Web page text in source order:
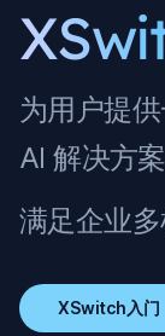
为用户提
AI 解决方案
满足企业
XSwitch入门